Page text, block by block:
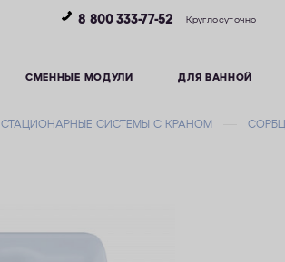
8 800 333-77-52 Круглосуточно
СМЕННЫЕ МОДУЛИ ДЛЯ ВАННОЙ
СТАЦИОНАРНЫЕ СИСТЕМЫ С КРАНОМ